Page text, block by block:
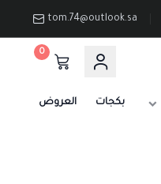
tom.74@outlook.sa
0
بكجات العروض